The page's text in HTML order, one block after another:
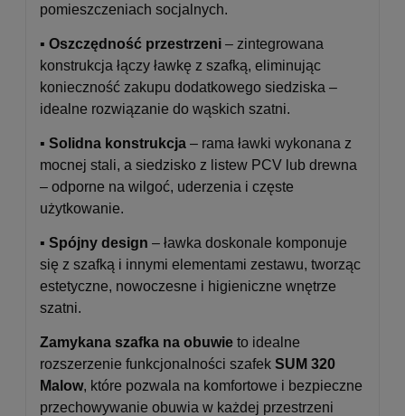
pomieszczeniach socjalnych.
▪️ Oszczędność przestrzeni – zintegrowana
konstrukcja łączy ławkę z szafką, eliminując
konieczność zakupu dodatkowego siedziska –
idealne rozwiązanie do wąskich szatni.
▪️ Solidna konstrukcja – rama ławki wykonana z
mocnej stali, a siedzisko z listew PCV lub drewna
– odporne na wilgoć, uderzenia i częste
użytkowanie.
▪️ Spójny design – ławka doskonale komponuje
się z szafką i innymi elementami zestawu, tworząc
estetyczne, nowoczesne i higieniczne wnętrze
szatni.
Zamykana szafka na obuwie to idealne
rozszerzenie funkcjonalności szafek SUM 320
Malow, które pozwala na komfortowe i bezpieczne
przechowywanie obuwia w każdej przestrzeni